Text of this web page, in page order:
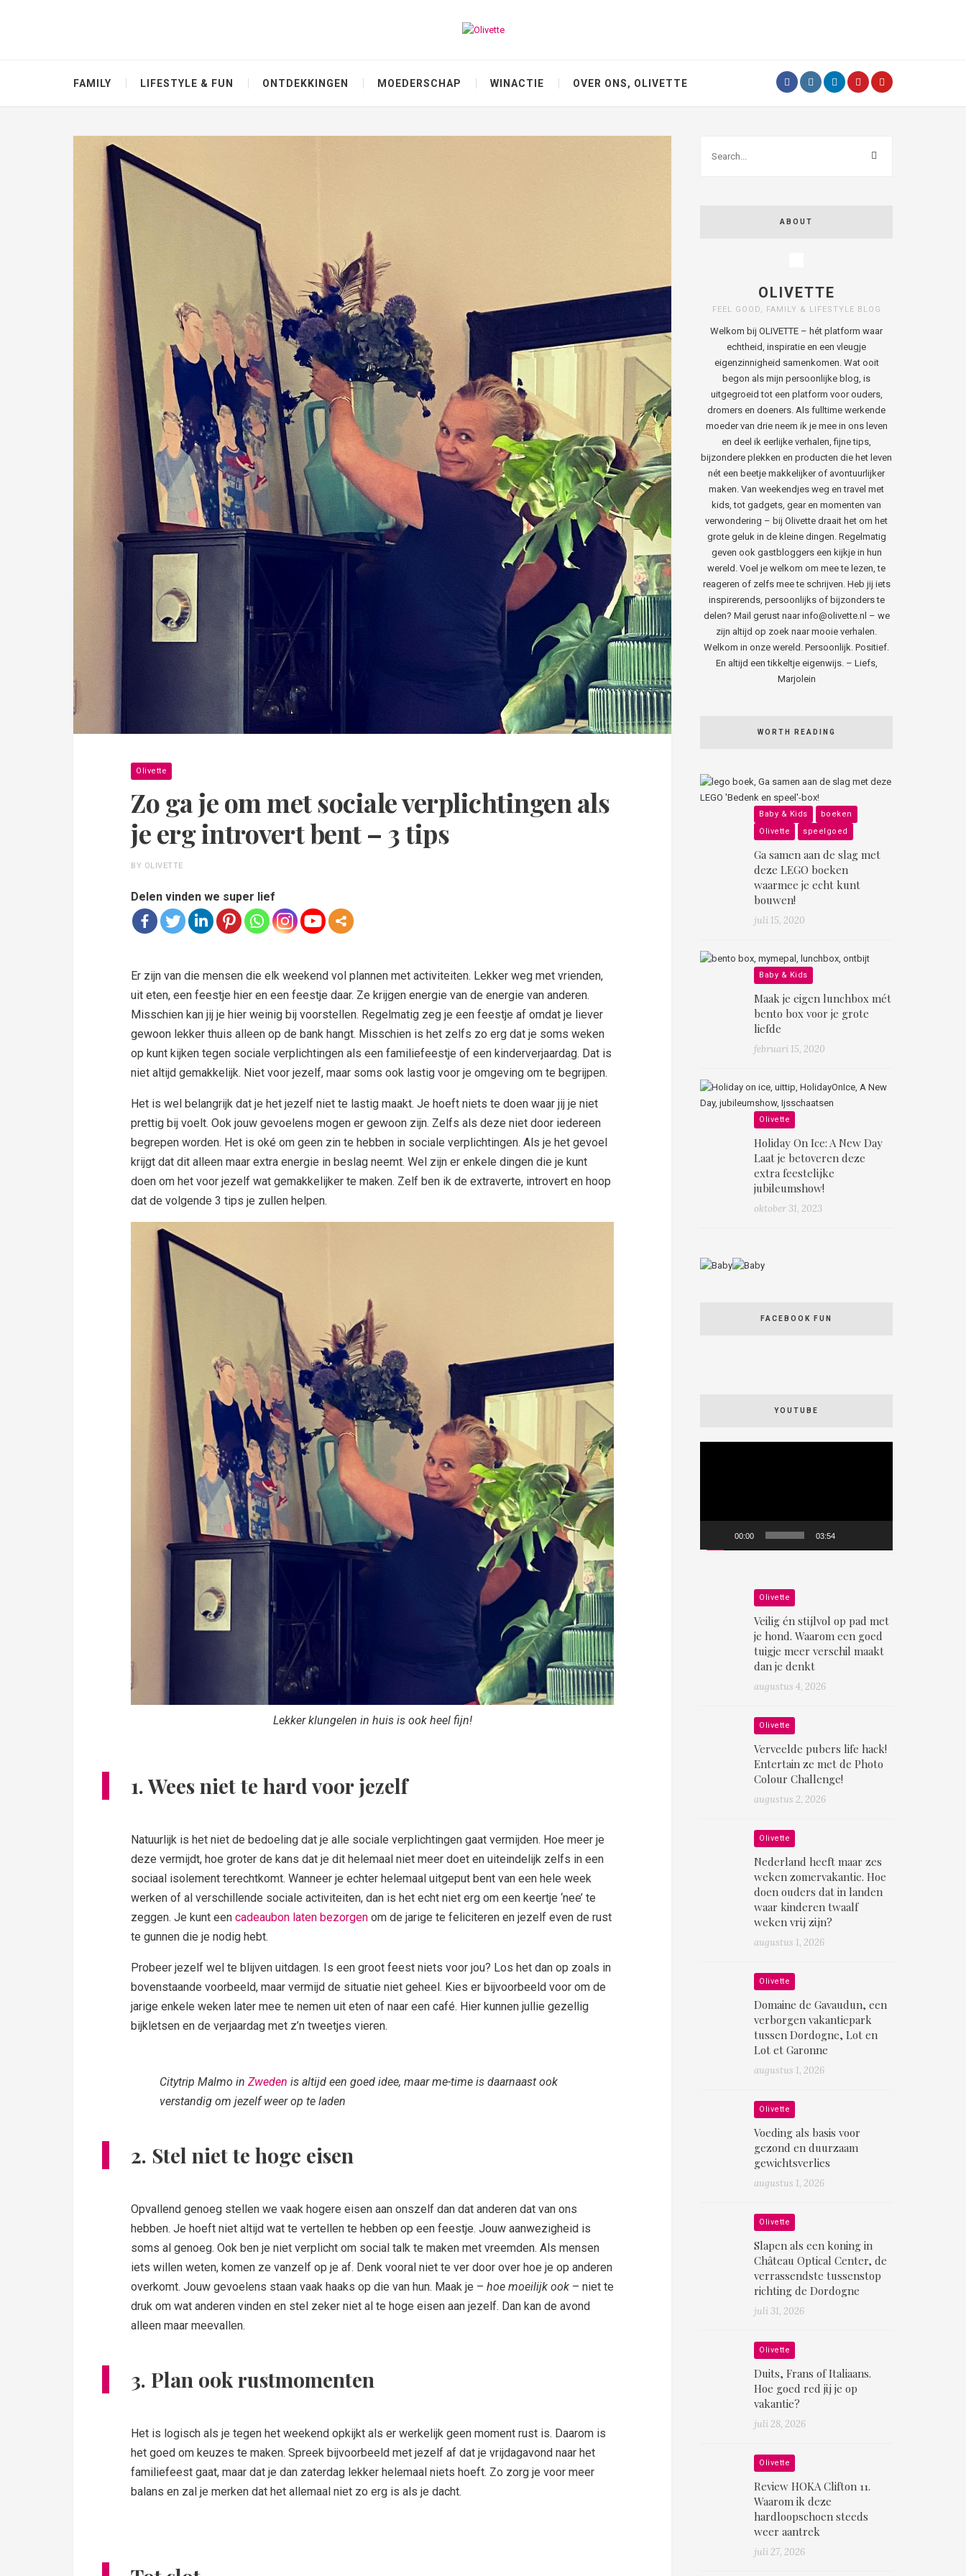
FAMILY LIFESTYLE & FUN ONTDEKKINGEN MOEDERSCHAP WINACTIE OVER ONS, OLIVETTE
Olivette
Zo ga je om met sociale verplichtingen als
je erg introvert bent – 3 tips
BY OLIVETTE
Delen vinden we super lief
Er zijn van die mensen die elk weekend vol plannen met activiteiten. Lekker weg met vrienden,
uit eten, een feestje hier en een feestje daar. Ze krijgen energie van de energie van anderen.
Misschien kan jij je hier weinig bij voorstellen. Regelmatig zeg je een feestje af omdat je liever
gewoon lekker thuis alleen op de bank hangt. Misschien is het zelfs zo erg dat je soms weken
op kunt kijken tegen sociale verplichtingen als een familiefeestje of een kinderverjaardag. Dat is
niet altijd gemakkelijk. Niet voor jezelf, maar soms ook lastig voor je omgeving om te begrijpen.
Het is wel belangrijk dat je het jezelf niet te lastig maakt. Je hoeft niets te doen waar jij je niet
prettig bij voelt. Ook jouw gevoelens mogen er gewoon zijn. Zelfs als deze niet door iedereen
begrepen worden. Het is oké om geen zin te hebben in sociale verplichtingen. Als je het gevoel
krijgt dat dit alleen maar extra energie in beslag neemt. Wel zijn er enkele dingen die je kunt
doen om het voor jezelf wat gemakkelijker te maken. Zelf ben ik de extraverte, introvert en hoop
dat de volgende 3 tips je zullen helpen.
Lekker klungelen in huis is ook heel fijn!
1. Wees niet te hard voor jezelf
Natuurlijk is het niet de bedoeling dat je alle sociale verplichtingen gaat vermijden. Hoe meer je
deze vermijdt, hoe groter de kans dat je dit helemaal niet meer doet en uiteindelijk zelfs in een
sociaal isolement terechtkomt. Wanneer je echter helemaal uitgeput bent van een hele week
werken of al verschillende sociale activiteiten, dan is het echt niet erg om een keertje ‘nee’ te
zeggen. Je kunt een cadeaubon laten bezorgen om de jarige te feliciteren en jezelf even de rust
te gunnen die je nodig hebt.
Probeer jezelf wel te blijven uitdagen. Is een groot feest niets voor jou? Los het dan op zoals in
bovenstaande voorbeeld, maar vermijd de situatie niet geheel. Kies er bijvoorbeeld voor om de
jarige enkele weken later mee te nemen uit eten of naar een café. Hier kunnen jullie gezellig
bijkletsen en de verjaardag met z’n tweetjes vieren.
Citytrip Malmo in Zweden is altijd een goed idee, maar me-time is daarnaast ook
verstandig om jezelf weer op te laden
2. Stel niet te hoge eisen
Opvallend genoeg stellen we vaak hogere eisen aan onszelf dan dat anderen dat van ons
hebben. Je hoeft niet altijd wat te vertellen te hebben op een feestje. Jouw aanwezigheid is
soms al genoeg. Ook ben je niet verplicht om social talk te maken met vreemden. Als mensen
iets willen weten, komen ze vanzelf op je af. Denk vooral niet te ver door over hoe je op anderen
overkomt. Jouw gevoelens staan vaak haaks op die van hun. Maak je – hoe moeilijk ook – niet te
druk om wat anderen vinden en stel zeker niet al te hoge eisen aan jezelf. Dan kan de avond
alleen maar meevallen.
3. Plan ook rustmomenten
Het is logisch als je tegen het weekend opkijkt als er werkelijk geen moment rust is. Daarom is
het goed om keuzes te maken. Spreek bijvoorbeeld met jezelf af dat je vrijdagavond naar het
familiefeest gaat, maar dat je dan zaterdag lekker helemaal niets hoeft. Zo zorg je voor meer
balans en zal je merken dat het allemaal niet zo erg is als je dacht.
ABOUT
OLIVETTE
FEEL GOOD, FAMILY & LIFESTYLE BLOG
Welkom bij OLIVETTE – hét platform waar
echtheid, inspiratie en een vleugje
eigenzinnigheid samenkomen. Wat ooit
begon als mijn persoonlijke blog, is
uitgegroeid tot een platform voor ouders,
dromers en doeners. Als fulltime werkende
moeder van drie neem ik je mee in ons leven
en deel ik eerlijke verhalen, fijne tips,
bijzondere plekken en producten die het leven
nét een beetje makkelijker of avontuurlijker
maken. Van weekendjes weg en travel met
kids, tot gadgets, gear en momenten van
verwondering – bij Olivette draait het om het
grote geluk in de kleine dingen. Regelmatig
geven ook gastbloggers een kijkje in hun
wereld. Voel je welkom om mee te lezen, te
reageren of zelfs mee te schrijven. Heb jij iets
inspirerends, persoonlijks of bijzonders te
delen? Mail gerust naar info@olivette.nl – we
zijn altijd op zoek naar mooie verhalen.
Welkom in onze wereld. Persoonlijk. Positief.
En altijd een tikkeltje eigenwijs. – Liefs,
Marjolein
WORTH READING
Baby & Kids
boeken
Olivette
speelgoed
Ga samen aan de slag met
deze LEGO boeken
waarmee je echt kunt
bouwen!
juli 15, 2020
Baby & Kids
Maak je eigen lunchbox mét
bento box voor je grote
liefde
februari 15, 2020
Olivette
Holiday On Ice: A New Day
Laat je betoveren deze
extra feestelijke
jubileumshow!
oktober 31, 2023
FACEBOOK FUN
YOUTUBE
00:00 03:54
Olivette
Veilig én stijlvol op pad met
je hond. Waarom een goed
tuigje meer verschil maakt
dan je denkt
augustus 4, 2026
Olivette
Verveelde pubers life hack!
Entertain ze met de Photo
Colour Challenge!
augustus 2, 2026
Olivette
Nederland heeft maar zes
weken zomervakantie. Hoe
doen ouders dat in landen
waar kinderen twaalf
weken vrij zijn?
augustus 1, 2026
Olivette
Domaine de Gavaudun, een
verborgen vakantiepark
tussen Dordogne, Lot en
Lot et Garonne
augustus 1, 2026
Olivette
Voeding als basis voor
gezond en duurzaam
gewichtsverlies
augustus 1, 2026
Olivette
Slapen als een koning in
Château Optical Center, de
verrassendste tussenstop
richting de Dordogne
juli 31, 2026
Olivette
Duits, Frans of Italiaans.
Hoe goed red jij je op
vakantie?
juli 28, 2026
Olivette
Review HOKA Clifton 11.
Waarom ik deze
hardloopschoen steeds
weer aantrek
juli 27, 2026